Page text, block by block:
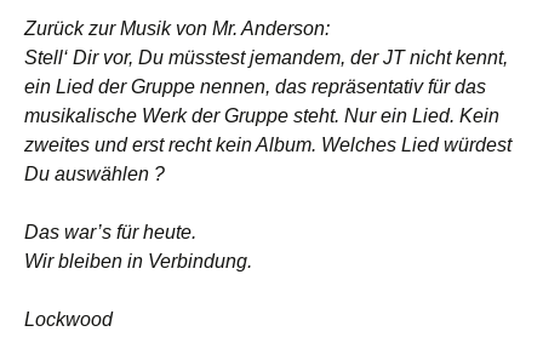
Zurück zur Musik von Mr. Anderson:
Stell‘ Dir vor, Du müsstest jemandem, der JT nicht kennt,
ein Lied der Gruppe nennen, das repräsentativ für das
musikalische Werk der Gruppe steht. Nur ein Lied. Kein
zweites und erst recht kein Album. Welches Lied würdest
Du auswählen ?
Das war’s für heute.
Wir bleiben in Verbindung.
Lockwood